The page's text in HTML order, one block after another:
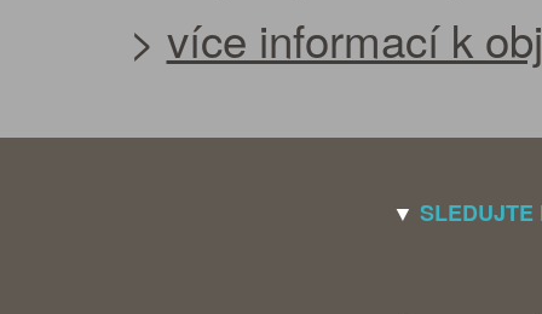
> více informací k
▼ SLEDUJTE